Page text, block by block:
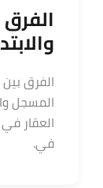
الفرق
المسجل
العقار
في.